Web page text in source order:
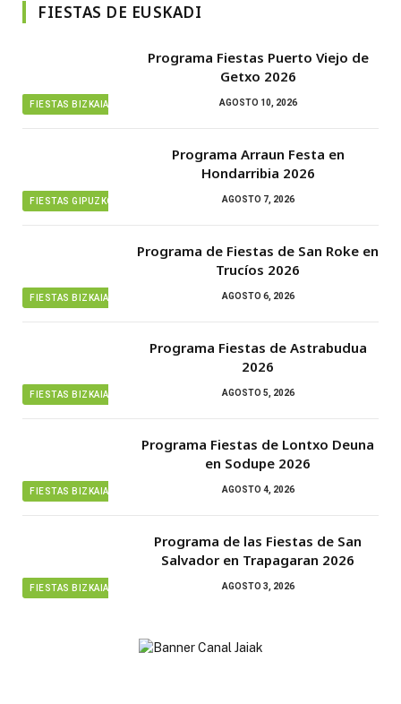
FIESTAS DE EUSKADI
FIESTAS BIZKAIA
Programa Fiestas Puerto Viejo de
Getxo 2026
AGOSTO 10, 2026
FIESTAS GIPUZKOA
Programa Arraun Festa en
Hondarribia 2026
AGOSTO 7, 2026
FIESTAS BIZKAIA
Programa de Fiestas de San Roke en
Trucíos 2026
AGOSTO 6, 2026
FIESTAS BIZKAIA
Programa Fiestas de Astrabudua
2026
AGOSTO 5, 2026
FIESTAS BIZKAIA
Programa Fiestas de Lontxo Deuna
en Sodupe 2026
AGOSTO 4, 2026
FIESTAS BIZKAIA
Programa de las Fiestas de San
Salvador en Trapagaran 2026
AGOSTO 3, 2026